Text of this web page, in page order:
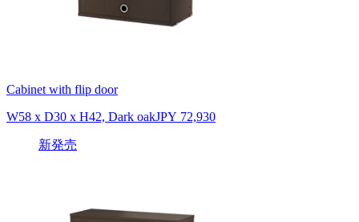
Cabinet with flip door
W58 x D30 x H42, Dark oakJPY 72,930
新発売